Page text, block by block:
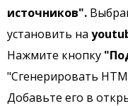
источников".
установить на
Нажмите кнопку
"Сгенерировать
Добавьте его в